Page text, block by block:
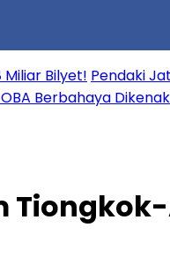
Miliar Bilyet! Pendaki
Berbahaya